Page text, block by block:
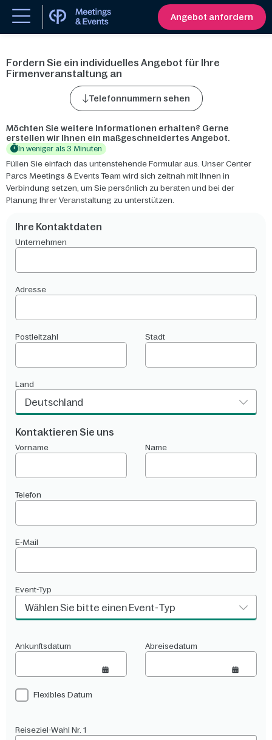
Angebot anfordern
Fordern Sie ein individuelles Angebot für Ihre
Firmenveranstaltung an
Telefonnummern sehen
Möchten Sie weitere Informationen erhalten? Gerne
erstellen wir Ihnen ein maßgeschneidertes Angebot.
In weniger als 3 Minuten
Füllen Sie einfach das untenstehende Formular aus. Unser Center
Parcs Meetings & Events Team wird sich zeitnah mit Ihnen in
Verbindung setzen, um Sie persönlich zu beraten und bei der
Planung Ihrer Veranstaltung zu unterstützen.
Ihre Kontaktdaten
Unternehmen
Adresse
Postleitzahl Stadt
Land
Deutschland
Kontaktieren Sie uns
Vorname Name
Telefon
E-Mail
Event-Typ
Wählen Sie bitte einen Event-Typ
Ankunftsdatum Abreisedatum
Flexibles Datum
Reiseziel-Wahl Nr. 1